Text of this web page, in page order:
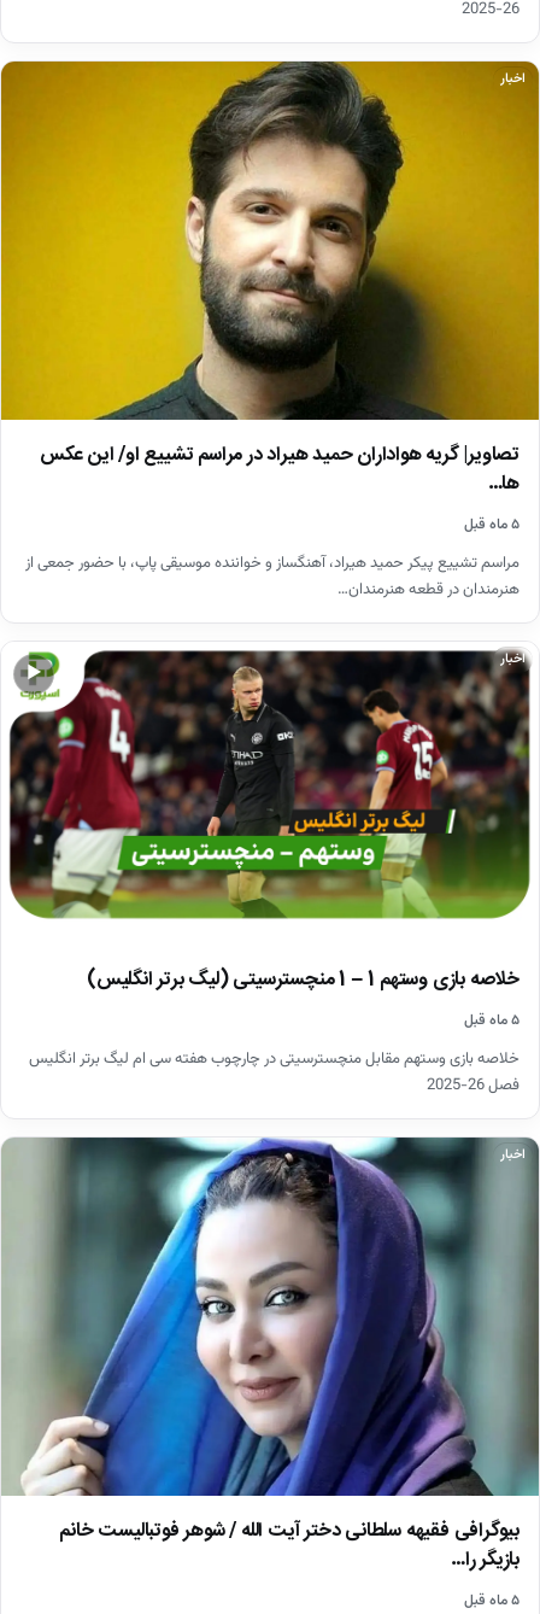
26-2025
اخبار
تصاویر| گریه هواداران حمید هیراد در مراسم تشییع او/ این عکس
ها…
۵ ماه قبل
مراسم تشییع پیکر حمید هیراد، آهنگساز و خواننده موسیقی پاپ، با حضور جمعی از
هنرمندان در قطعه هنرمندان…
▶
اخبار
خلاصه بازی وستهم 1 – 1 منچسترسیتی (لیگ برتر انگلیس)
۵ ماه قبل
خلاصه بازی وستهم مقابل منچسترسیتی در چارچوب هفته سی ام لیگ برتر انگلیس
فصل 26-2025
اخبار
بیوگرافی فقیهه سلطانی دختر آیت الله / شوهر فوتبالیست خانم
بازیگر را…
۵ ماه قبل